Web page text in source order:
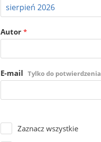
Autor *
E-mail Tylko do potwierdzenia
Zaznacz wszystkie